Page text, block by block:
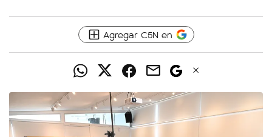
Agregar C5N en